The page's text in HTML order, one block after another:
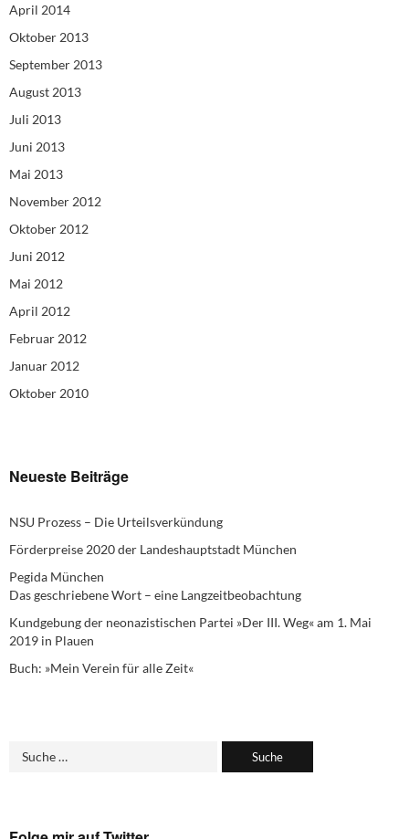
April 2014
Oktober 2013
September 2013
August 2013
Juli 2013
Juni 2013
Mai 2013
November 2012
Oktober 2012
Juni 2012
Mai 2012
April 2012
Februar 2012
Januar 2012
Oktober 2010
Neueste Beiträge
NSU Prozess – Die Urteilsverkündung
Förderpreise 2020 der Landeshauptstadt München
Pegida München
Das geschriebene Wort – eine Langzeitbeobachtung
Kundgebung der neonazistischen Partei »Der III. Weg« am 1. Mai
2019 in Plauen
Buch: »Mein Verein für alle Zeit«